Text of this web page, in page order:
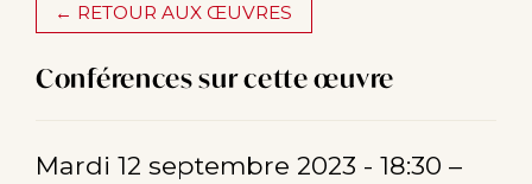
← RETOUR AUX ŒUVRES
Conférences sur cette œuvre
Mardi 12 septembre 2023 - 18:30 –